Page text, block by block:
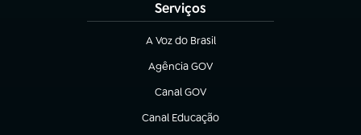
Serviços
A Voz do Brasil
(abre em nova aba)
Agência GOV
(abre em nova aba)
Canal GOV
(abre em nova aba)
Canal Educação
(abre em nova aba)